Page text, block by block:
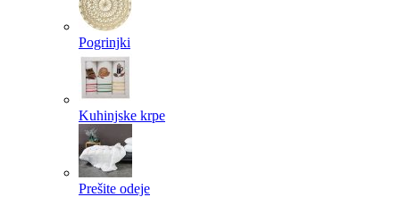
Pogrinjki
Kuhinjske krpe
Prešite odeje